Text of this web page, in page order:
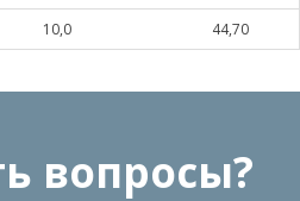
10,0 44,70
вопросы?